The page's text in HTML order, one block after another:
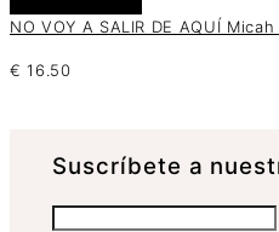
NO VOY A SALIR DE AQUÍ
€ 16.50
Suscrí­bete a